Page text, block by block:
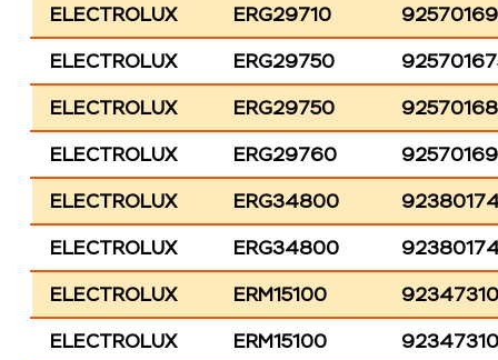
ELECTROLUX
ERG29710
ELECTROLUX
ERG29750
ELECTROLUX
ERG29750
ELECTROLUX
ERG29760
ELECTROLUX
ERG34800
ELECTROLUX
ERG34800
ELECTROLUX
ERM15100
ELECTROLUX
ERM15100